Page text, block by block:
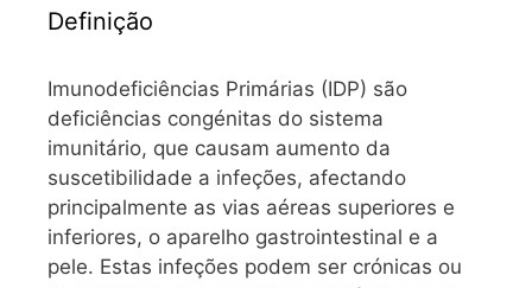
Definição
Imunodeficiências Primárias (IDP) são
deficiências congénitas do sistema
imunitário, que causam aumento da
suscetibilidade a infeções, afectando
principalmente as vias aéreas superiores e
inferiores, o aparelho gastrointestinal e a
pele. Estas infeções podem ser crónicas ou